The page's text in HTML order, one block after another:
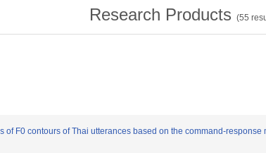
Research Products (55
of F0 contours of Thai utterances based on the command-